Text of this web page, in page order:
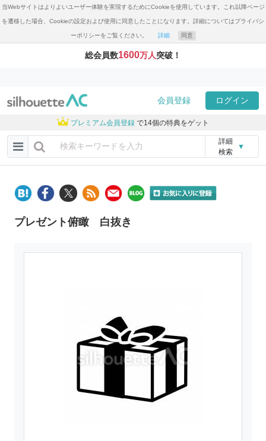
当Webサイトはよりよいユーザー体験を実現するためにCookieを使用しています。これ以降ページ
を遷移した場合、Cookieの設定および使用に同意したことになります。詳細についてはプライバシ
ーポリシーをご覧ください。 詳細 同意
総会員数1600万人突破！
会員登録 ログイン
プレミアム会員登録 で14個の特典をゲット
詳細
検索
▼
プレゼント俯瞰 白抜き